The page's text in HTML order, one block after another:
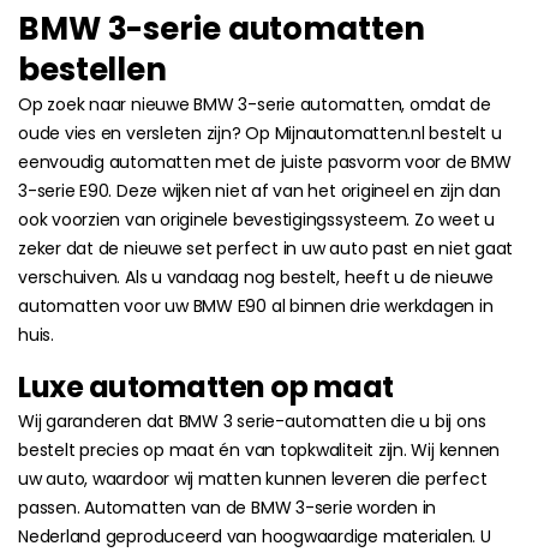
BMW 3-serie automatten
bestellen
Op zoek naar nieuwe BMW 3-serie automatten, omdat de
oude vies en versleten zijn? Op Mijnautomatten.nl bestelt u
eenvoudig automatten met de juiste pasvorm voor de BMW
3-serie E90. Deze wijken niet af van het origineel en zijn dan
ook voorzien van originele bevestigingssysteem. Zo weet u
zeker dat de nieuwe set perfect in uw auto past en niet gaat
verschuiven. Als u vandaag nog bestelt, heeft u de nieuwe
automatten voor uw BMW E90 al binnen drie werkdagen in
huis.
Luxe automatten op maat
Wij garanderen dat BMW 3 serie-automatten die u bij ons
bestelt precies op maat én van topkwaliteit zijn. Wij kennen
uw auto, waardoor wij matten kunnen leveren die perfect
passen. Automatten van de BMW 3-serie worden in
Nederland geproduceerd van hoogwaardige materialen. U